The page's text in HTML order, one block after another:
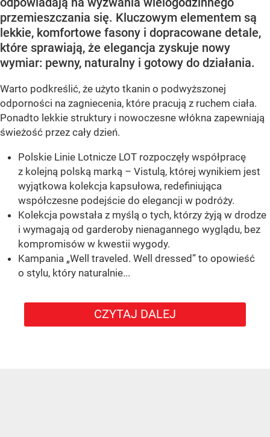
przemieszczania się. Kluczowym elementem są
lekkie, komfortowe fasony i dopracowane detale,
które sprawiają, że elegancja zyskuje nowy
wymiar: pewny, naturalny i gotowy do działania.
Warto podkreślić, że użyto tkanin o podwyższonej
odporności na zagniecenia, które pracują z ruchem ciała.
Ponadto lekkie struktury i nowoczesne włókna zapewniają
świeżość przez cały dzień.
Polskie Linie Lotnicze LOT rozpoczęły współpracę
z kolejną polską marką – Vistulą, której wynikiem jest
wyjątkowa kolekcja kapsułowa, redefiniująca
współczesne podejście do elegancji w podróży.
Kolekcja powstała z myślą o tych, którzy żyją w drodze
i wymagają od garderoby nienagannego wyglądu, bez
kompromisów w kwestii wygody.
Kampania „Well traveled. Well dressed” to opowieść
o stylu, który naturalnie...
CZYTAJ DALEJ